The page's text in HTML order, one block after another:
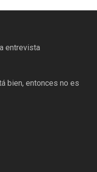
entrevista
bien, entonces no es